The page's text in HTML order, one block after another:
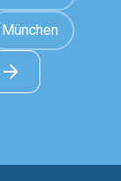
München